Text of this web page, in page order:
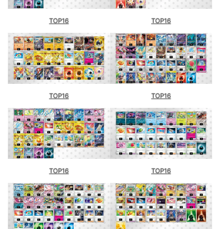
TOP16 TOP16
TOP16 TOP16
TOP16 TOP16